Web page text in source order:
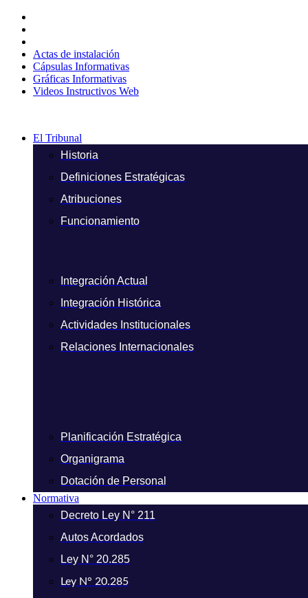
contenido
Actas de instalación
Cápsulas Informativas
Gráficas Informativas
Videos Instructivos Web
El Tribunal
Historia
Definiciones Estratégicas
Atribuciones
Funcionamiento
Integración Actual
Integración Histórica
Actividades Institucionales
Relaciones Internacionales
Planificación Estratégica
Organigrama
Dotación de Personal
Normativa
Decreto Ley N° 211
Autos Acordados
Ley N° 20.285
Ley N° 20.285